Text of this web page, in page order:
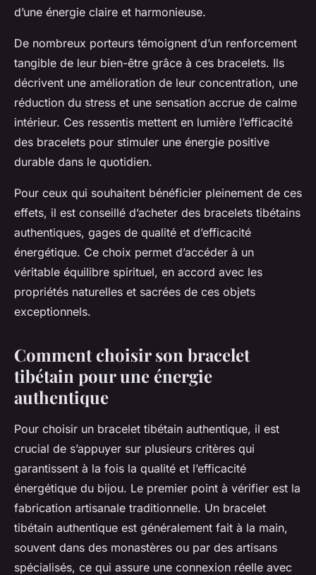
d’une énergie claire et harmonieuse.
De nombreux porteurs témoignent d’un renforcement
tangible de leur bien-être grâce à ces bracelets. Ils
décrivent une amélioration de leur concentration, une
réduction du stress et une sensation accrue de calme
intérieur. Ces ressentis mettent en lumière l’efficacité
des bracelets pour stimuler une énergie positive
durable dans le quotidien.
Pour ceux qui souhaitent bénéficier pleinement de ces
effets, il est conseillé d’acheter des bracelets tibétains
authentiques, gages de qualité et d’efficacité
énergétique. Ce choix permet d’accéder à un
véritable équilibre spirituel, en accord avec les
propriétés naturelles et sacrées de ces objets
exceptionnels.
Comment choisir son bracelet
tibétain pour une énergie
authentique
Pour choisir un bracelet tibétain authentique, il est
crucial de s’appuyer sur plusieurs critères qui
garantissent à la fois la qualité et l’efficacité
énergétique du bijou. Le premier point à vérifier est la
fabrication artisanale traditionnelle. Un bracelet
tibétain authentique est généralement fait à la main,
souvent dans des monastères ou par des artisans
spécialisés, ce qui assure une connexion réelle avec